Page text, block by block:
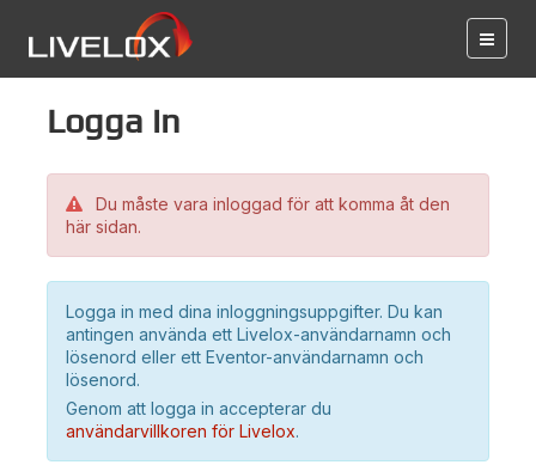
Logga in
Du måste vara inloggad för att komma åt den
här sidan.
Logga in med dina inloggningsuppgifter. Du kan
antingen använda ett Livelox-användarnamn och
lösenord eller ett Eventor-användarnamn och
lösenord.
Genom att logga in accepterar du
användarvillkoren för Livelox.